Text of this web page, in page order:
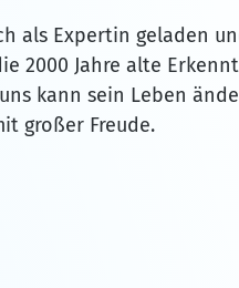
als Expertin geladen
2000 Jahre alte
kann sein Leben
großer Freude.